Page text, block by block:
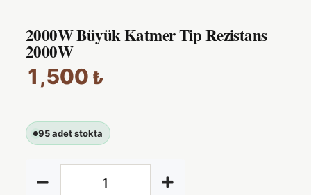
2000W Büyük Katmer Tip Rezistans
2000W
1,500 ₺
95 adet stokta